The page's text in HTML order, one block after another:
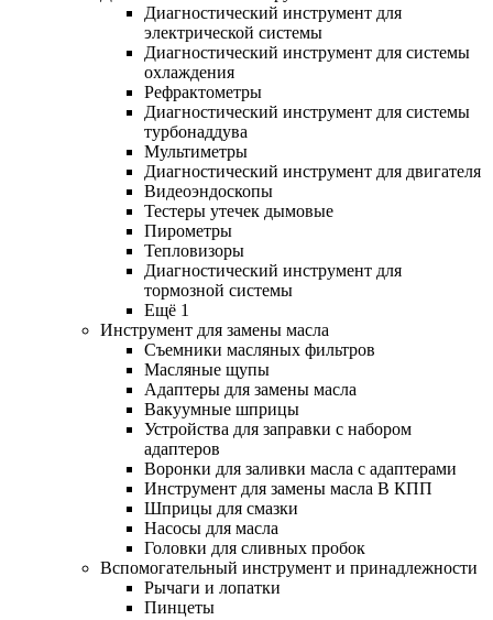
Диагностический инструмент для
электрической системы
Диагностический инструмент для системы
охлаждения
Рефрактометры
Диагностический инструмент для системы
турбонаддува
Мультиметры
Диагностический инструмент для двигателя
Видеоэндоскопы
Тестеры утечек дымовые
Пирометры
Тепловизоры
Диагностический инструмент для
тормозной системы
Ещё 1
Инструмент для замены масла
Съемники масляных фильтров
Масляные щупы
Адаптеры для замены масла
Вакуумные шприцы
Устройства для заправки с набором
адаптеров
Воронки для заливки масла с адаптерами
Инструмент для замены масла В КПП
Шприцы для смазки
Насосы для масла
Головки для сливных пробок
Вспомогательный инструмент и принадлежности
Рычаги и лопатки
Пинцеты